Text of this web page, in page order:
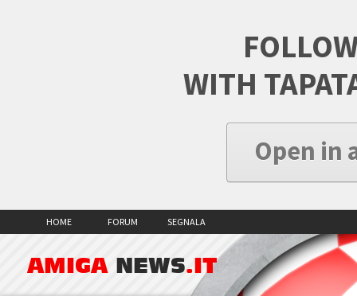
WITH
Open in
HOME FORUM SEGNALA
AMIGA NEWS.IT